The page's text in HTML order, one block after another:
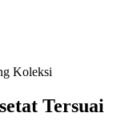
Koleksi
Tersuai